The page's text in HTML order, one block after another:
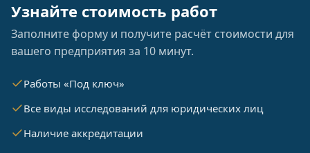
Узнайте стоимость работ
Заполните форму и получите расчёт стоимости для
вашего предприятия за 10 минут.
Работы «Под ключ»
Все виды исследований для юридических лиц
Наличие аккредитации